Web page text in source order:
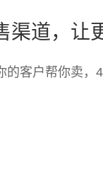
渠道，让
的客户帮你卖，